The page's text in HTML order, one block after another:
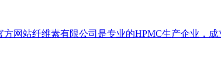
方网站纤维素有限公司是专业的HPMC生产企业，成